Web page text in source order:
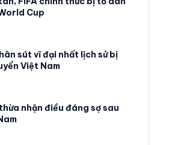
Cup
sút vĩ đại nhất lịch sử bị
Việt Nam
nhận điều đáng sợ sau